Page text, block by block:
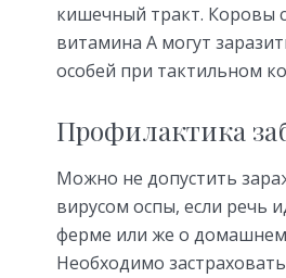
кишечный тракт. Коровы
витамина А могут
особей при тактильном
Профилактика
Можно не допустить
вирусом оспы, если речь
ферме или же о домашнем
Необходимо застраховать